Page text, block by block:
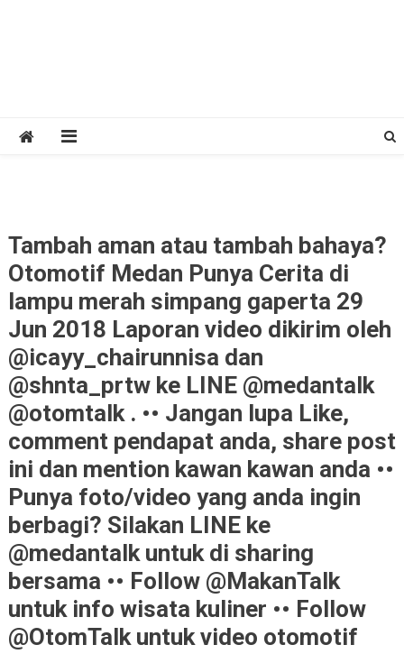
Tambah aman atau tambah bahaya?
Otomotif Medan Punya Cerita di
lampu merah simpang gaperta 29
Jun 2018 Laporan video dikirim oleh
@icayy_chairunnisa dan
@shnta_prtw ke LINE @medantalk
@otomtalk . •• Jangan lupa Like,
comment pendapat anda, share post
ini dan mention kawan kawan anda ••
Punya foto/video yang anda ingin
berbagi? Silakan LINE ke
@medantalk untuk di sharing
bersama •• Follow @MakanTalk
untuk info wisata kuliner •• Follow
@OtomTalk untuk video otomotif